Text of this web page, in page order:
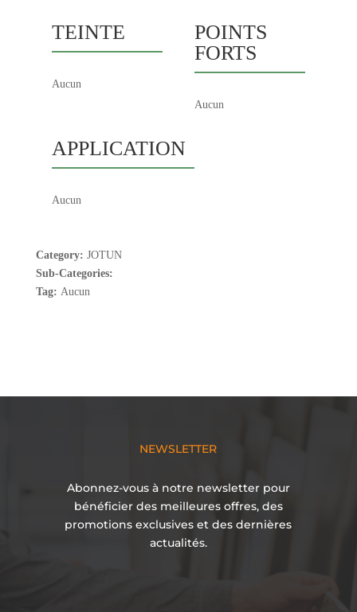
TEINTE
Aucun
POINTS
FORTS
Aucun
APPLICATION
Aucun
Category: JOTUN
Sub-Categories:
Tag: Aucun
NEWSLETTER
Abonnez-vous à notre newsletter pour
bénéficier des meilleures offres, des
promotions exclusives et des dernières
actualités.